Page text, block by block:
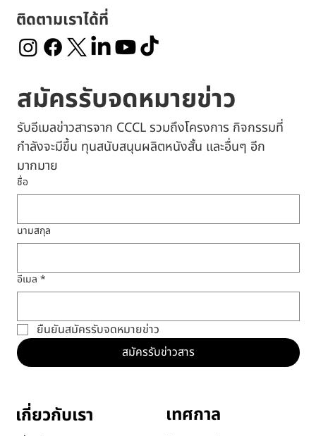
ติดตามเราได้ที่
สมัครรับจดหมายข่าว
รับอีเมลข่าวสารจาก CCCL รวมถึงโครงการ กิจกรรมที่
กำลังจะมีขึ้น ทุนสนับสนุนผลิตหนังสั้น และอื่นๆ อีก
มากมาย
ยืนยันสมัครรับจดหมายข่าว